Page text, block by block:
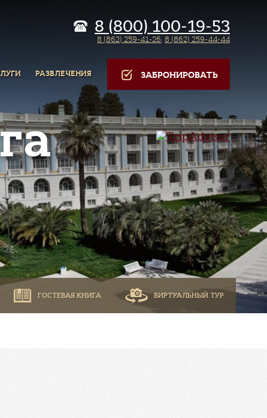
8 (800) 100-19-53
8 (862) 259-41-26, 8 (862) 259-44-44
РАЗВЛЕЧЕНИЯ ЗАБРОНИРОВАТЬ
ГОСТЕВАЯ КНИГА ВИРТУАЛЬНЫЙ ТУР